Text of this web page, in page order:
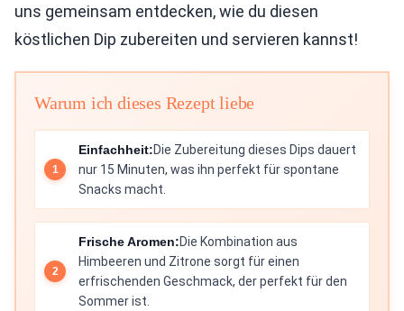
uns gemeinsam entdecken, wie du diesen
köstlichen Dip zubereiten und servieren kannst!
Warum ich dieses Rezept liebe
Einfachheit:Die Zubereitung dieses Dips dauert
nur 15 Minuten, was ihn perfekt für spontane
Snacks macht.
Frische Aromen:Die Kombination aus
Himbeeren und Zitrone sorgt für einen
erfrischenden Geschmack, der perfekt für den
Sommer ist.